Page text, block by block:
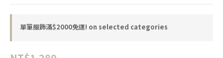
單筆服飾滿$2000免運! on selected categories